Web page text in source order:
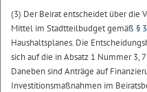
(3) Der Beirat entscheidet über die
Mittel im Stadtteilbudget gemäß §
Haushaltsplanes. Die
sich auf die in Absatz 1 Nummer 3,
Daneben sind Anträge auf
Investitionsmaßnahmen im